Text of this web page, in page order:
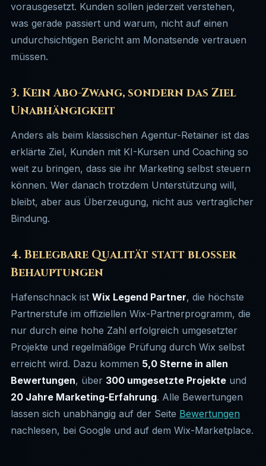
vorausgesetzt. Kunden sollen jederzeit verstehen,
was gerade passiert und warum, nicht auf einen
undurchsichtigen Bericht am Monatsende vertrauen
müssen.
3. Kein Abo-Zwang, sondern das Ziel
Unabhängigkeit
Anders als beim klassischen Agentur-Retainer ist das
erklärte Ziel, Kunden mit KI-Kursen und Coaching so
weit zu bringen, dass sie ihr Marketing selbst steuern
können. Wer danach trotzdem Unterstützung will,
bleibt, aber aus Überzeugung, nicht aus vertraglicher
Bindung.
4. Belegbare Qualität statt bloßer
Behauptungen
Hafenschnack ist Wix Legend Partner, die höchste
Partnerstufe im offiziellen Wix-Partnerprogramm, die
nur durch eine hohe Zahl erfolgreich umgesetzter
Projekte und regelmäßige Prüfung durch Wix selbst
erreicht wird. Dazu kommen 5,0 Sterne in allen
Bewertungen, über 300 umgesetzte Projekteund
20 Jahre Marketing-Erfahrung. Alle Bewertungen
lassen sich unabhängig auf der Seite Bewertungen
nachlesen, bei Google und auf dem Wix-Marketplace.